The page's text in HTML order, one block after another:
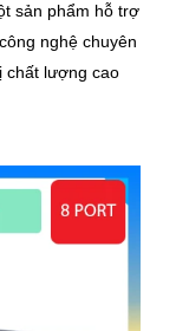
sản phẩm hỗ trợ
nghệ chuyên